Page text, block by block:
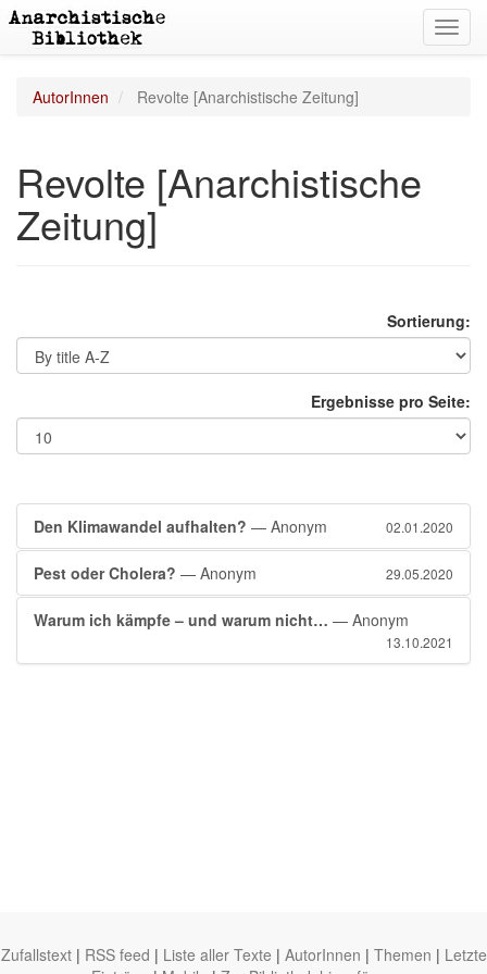
AutorInnen Revolte [Anarchistische Zeitung]
Revolte [Anarchistische
Zeitung]
Sortierung:
Ergebnisse pro Seite:
Den Klimawandel aufhalten? — Anonym 02.01.2020
Pest oder Cholera? — Anonym 29.05.2020
Warum ich kämpfe – und warum nicht… — Anonym
13.10.2021
Zufallstext | RSS feed | Liste aller Texte | AutorInnen | Themen | Letzte